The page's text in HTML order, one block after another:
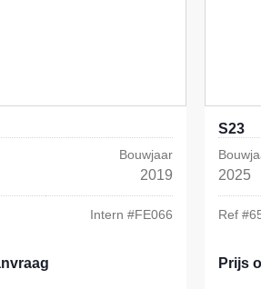
Bouwjaar
2019
Intern #FE066
S23
2025
Ref #
Prijs